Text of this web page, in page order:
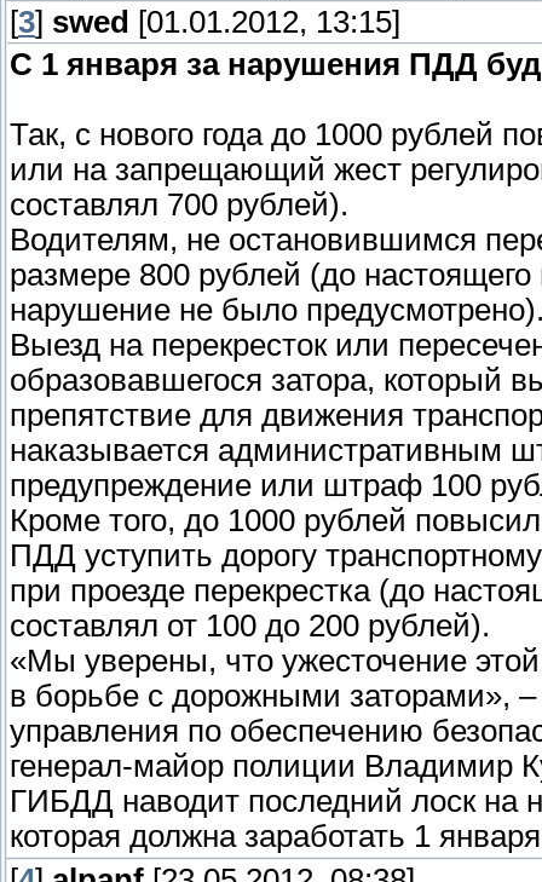
[3] swed [01.01.2012, 13:15]
С 1 января за нарушения ПДД
Так, с нового года до 1000 рублей
или на запрещающий жест
составлял 700 рублей).
Водителям, не остановившимся
размере 800 рублей (до
нарушение не было
Выезд на перекресток или
образовавшегося затора, который
препятствие для движения
наказывается административным
предупреждение или штраф 100
Кроме того, до 1000 рублей
ПДД уступить дорогу
при проезде перекрестка (до
составлял от 100 до 200 рублей).
«Мы уверены, что ужесточение
в борьбе с дорожными заторами», –
управления по обеспечению
генерал-майор полиции Владимир
ГИБДД наводит последний лоск на
которая должна заработать 1